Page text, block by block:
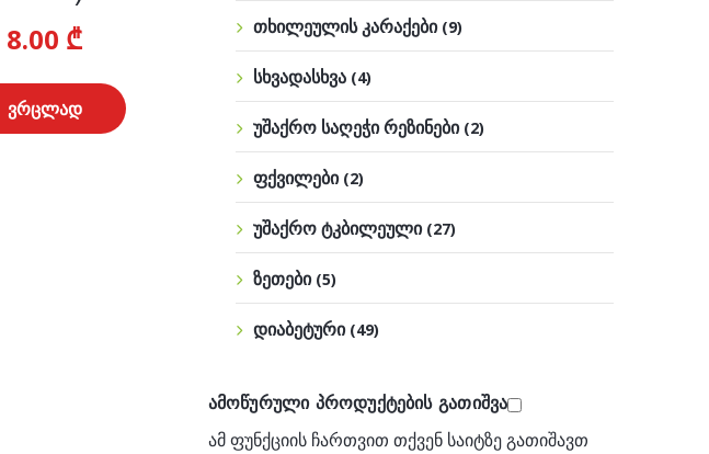
8.00 ₾
ვრცლად
თხილეულის კარაქები (9)
სხვადასხვა (4)
უშაქრო საღეჭი რეზინები (2)
ფქვილები (2)
უშაქრო ტკბილეული (27)
ზეთები (5)
დიაბეტური (49)
ამოწურული პროდუქტების გათიშვა
ამ ფუნქციის ჩართვით თქვენ საიტზე გათიშავთ